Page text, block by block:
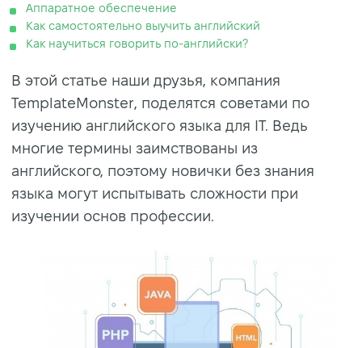
Аппаратное обеспечение
Как самостоятельно выучить английский
Как научиться говорить по-английски?
В этой статье наши друзья, компания
TemplateMonster, поделятся советами по
изучению английского языка для IT. Ведь
многие термины заимствованы из
английского, поэтому новички без знания
языка могут испытывать сложности при
изучении основ профессии.